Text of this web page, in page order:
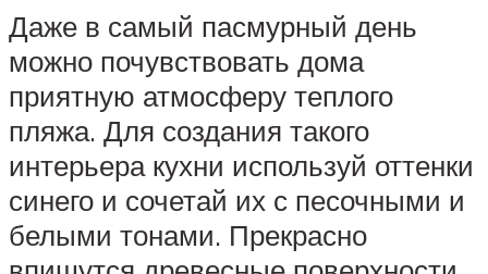
Даже в самый пасмурный день
можно почувствовать дома
приятную атмосферу теплого
пляжа. Для создания такого
интерьера кухни используй оттенки
синего и сочетай их с песочными и
белыми тонами. Прекрасно